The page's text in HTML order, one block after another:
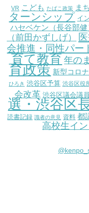
VR こども たばこ政策 ま
ターンシップ イ
ハセベケン（長谷部健
（前田かずしげ）
会推進・同性パー
育て教育 年の
育政策 新型コロ
ひろき 渋谷区予算 渋谷区役
会改革 渋谷区議会議
選・渋谷区
読書記録 識者の意見 資料 都
高校生イ